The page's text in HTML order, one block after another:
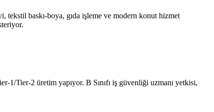
tekstil baskı-boya, gıda işleme ve modern konut hizmet
Tier-2 üretim yapıyor. B Sınıfı iş güvenliği uzmanı yetkisi,